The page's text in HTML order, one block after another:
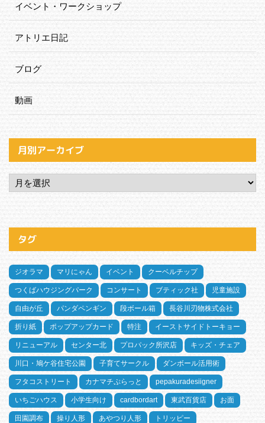
イベント・ワークショップ
アトリエ日記
ブログ
動画
月別アーカイブ
タグ
ジオラマ マリにゃん イベント クーベルチップ
つくばハウジングパーク コンサート ブティック社 児童施設
自由が丘 パンダペンギン 段ボール箱 長谷川刃物株式会社
折り紙 ポップアップカード 特注 イーストサイドトーキョー
リニューアル センター北 プロパック所沢店 キッズ・チェア
川口・鳩ケ谷住宅公園 子育てサークル ダンボール活用術
フタコストリート カナマチぷらっと pepakuradesiigner
いちごハウス 小学生向け cardbordart 東武百貨店 お面
田園調布 操り人形 あやつり人形 トリッピー